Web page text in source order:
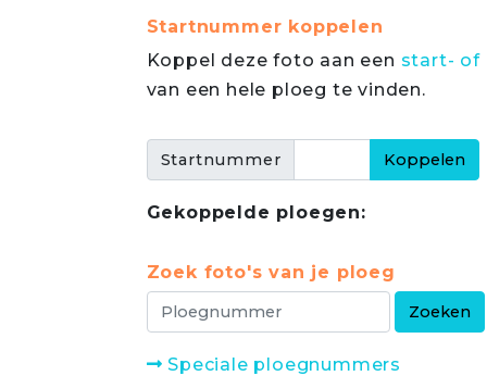
Startnummer koppelen
Koppel deze foto aan een start- of
van een hele ploeg te vinden.
Startnummer
Gekoppelde ploegen:
Zoek foto's van je ploeg
Speciale ploegnummers